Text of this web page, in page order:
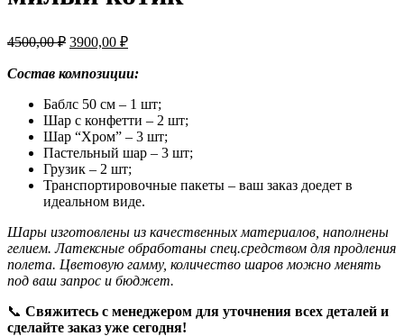
4500,00₽ Первоначальная
составляла
3900,00 ₽Текущая
3900,00 ₽.
Состав композиции:
Баблс 50 см – 1 шт;
Шар с конфетти – 2 шт;
Шар “Хром” – 3 шт;
Пастельный шар – 3 шт;
Грузик – 2 шт;
Транспортировочные пакеты – ваш заказ доедет в
идеальном виде.
Шары изготовлены из качественных материалов, наполнены
гелием. Латексные обработаны спец.средством для продления
полета. Цветовую гамму, количество шаров можно менять
под ваш запрос и бюджет.
📞 Свяжитесь с менеджером для уточнения всех деталей и
сделайте заказ уже сегодня!